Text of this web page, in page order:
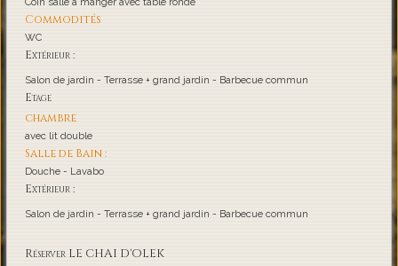
Commodités
WC
Extérieur :
Salon de jardin - Terrasse + grand jardin - Barbecue commun
Etage
chambre
avec lit double
Salle de Bain :
Douche - Lavabo
Extérieur :
Salon de jardin - Terrasse + grand jardin - Barbecue commun
Réserver LE CHAI D'OLEK